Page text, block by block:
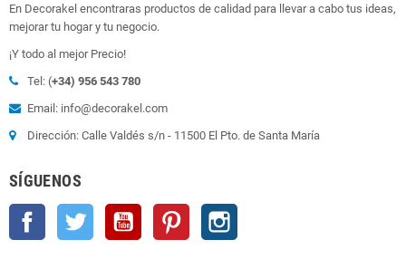
En Decorakel encontraras productos de calidad para llevar a cabo tus ideas,
mejorar tu hogar y tu negocio.
¡Y todo al mejor Precio!
Tel: (+34) 956 543 780
Email: info@decorakel.com
Dirección: Calle Valdés s/n - 11500 El Pto. de Santa María
SÍGUENOS
Facebook Twitter YouTube Pinterest